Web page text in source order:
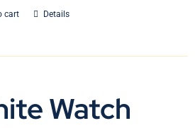
cart Details
Watch